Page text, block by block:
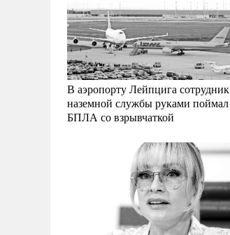
В аэропорту Лейпцига сотрудник
наземной службы руками поймал
БПЛА со взрывчаткой